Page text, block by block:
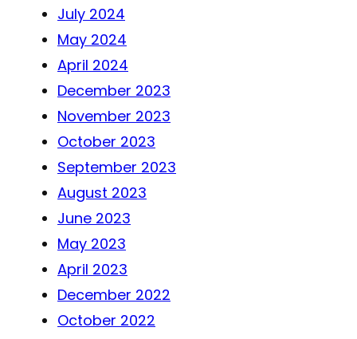
July 2024
May 2024
April 2024
December 2023
November 2023
October 2023
September 2023
August 2023
June 2023
May 2023
April 2023
December 2022
October 2022